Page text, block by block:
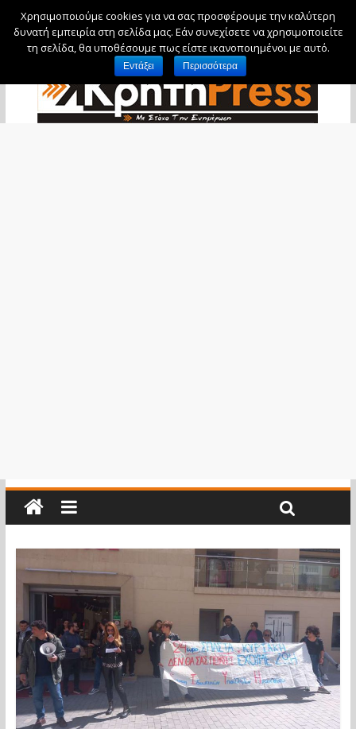
Σάββατο, 8 Αυγούστου, 2026
Χρησιμοποιούμε cookies για να σας προσφέρουμε την καλύτερη
δυνατή εμπειρία στη σελίδα μας. Εάν συνεχίσετε να χρησιμοποιείτε
τη σελίδα, θα υποθέσουμε πως είστε ικανοποιημένοι με αυτό.
Εντάξει Περισσότερα